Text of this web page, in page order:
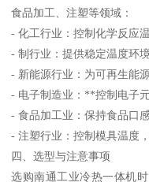
食品加工、注塑等领域：
- 化工行业：控制化学反应
- 制行业：提供稳定温度环
- 新能源行业：为可再生能
- 电子制造业：**控制电子
- 食品加工业：保持食品口感
- 注塑行业：控制模具温度
四、选型与注意事项
选购南通工业冷热一体机